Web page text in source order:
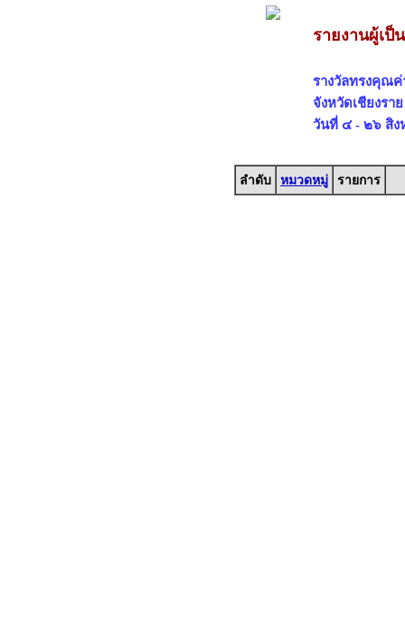
รายงานผู้เป็
รางวัลทรงคุณค่
จังหวัดเชียงราย
วันที่ ๔ - ๒๖ สิ
ลำดับ หมวดหมู่ รายการ